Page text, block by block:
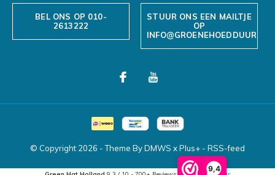
9,4
BEL ONS OP 010-
2613222
STUUR ONS EEN MAILTJE
OP
© Copyright 2026 - Theme ByDMWS xPlus+ - RSS-feed